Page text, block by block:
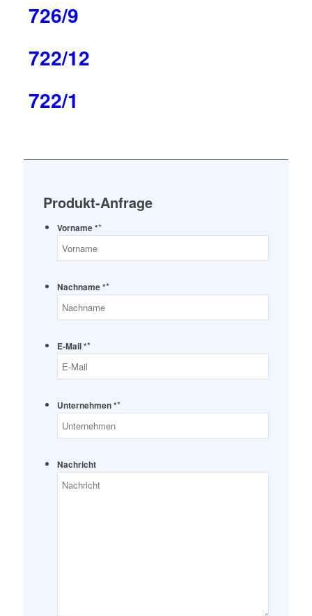
726/9
722/12
722/1
Produkt-Anfrage
Vorname **
Nachname **
E-Mail **
Unternehmen **
Nachricht